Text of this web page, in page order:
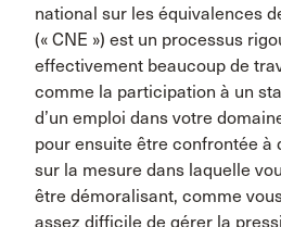
national sur les équivalences
(« CNE ») est un processus
effectivement beaucoup de
comme la participation à un
d’un emploi dans votre
pour ensuite être confrontée à
sur la mesure dans laquelle
être démoralisant, comme
assez difficile de gérer la